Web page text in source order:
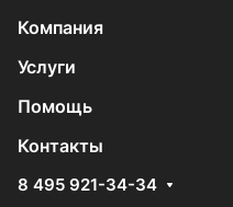
Компания
Услуги
Помощь
Контакты
8 495 921-34-34